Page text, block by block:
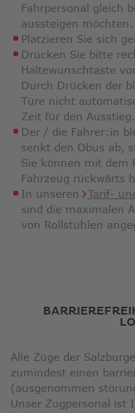
Fahrpersonal gleich
aussteigen möchten.
Platzieren Sie sich
Drücken Sie bitte
Haltewunschtaste
Durch Drücken der
Türe nicht
Zeit für den Ausstieg.
Der / die Fahrer:in
senkt den Obus ab,
Sie können mit dem
Fahrzeug rückwärts
In unseren Tarif-
sind die maximalen
von Rollstühlen
Alle Züge der
zumindest einen
(ausgenommen
Unser Zugpersonal ist